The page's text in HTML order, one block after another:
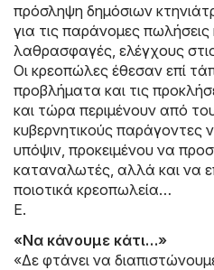
πρόσληψη δημόσιων
για τις παράνομες πωλήσεις
λαθρασφαγές, ελέγχους
Οι κρεοπώλες έθεσαν επί
προβλήματα και τις
και τώρα περιμένουν από
κυβερνητικούς
υπόψιν, προκειμένου να
καταναλωτές, αλλά και να
ποιοτικά κρεοπωλεία…
Ε.
«Να κάνουμε κάτι…»
«Δε φτάνει να